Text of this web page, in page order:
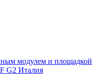
модулем и площадкой
G2 Италия